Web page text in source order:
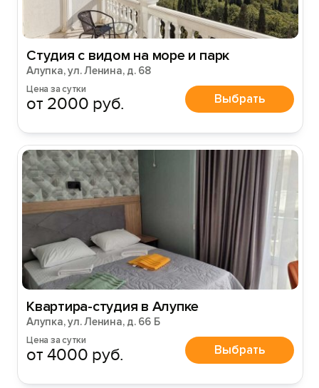
Студия с видом на море и парк
Алупка, ул. Ленина, д. 68
Цена за сутки
от 2000 руб. Выбрать
Квартира-студия в Алупке
Алупка, ул. Ленина, д. 66 Б
Цена за сутки
от 4000 руб. Выбрать
Вход на сайт
Войти илиЗарегистрироваться
Войти
Войти с помощью